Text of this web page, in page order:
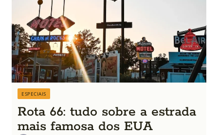
ESPECIAIS
Rota 66: tudo sobre a estrada
mais famosa dos EUA